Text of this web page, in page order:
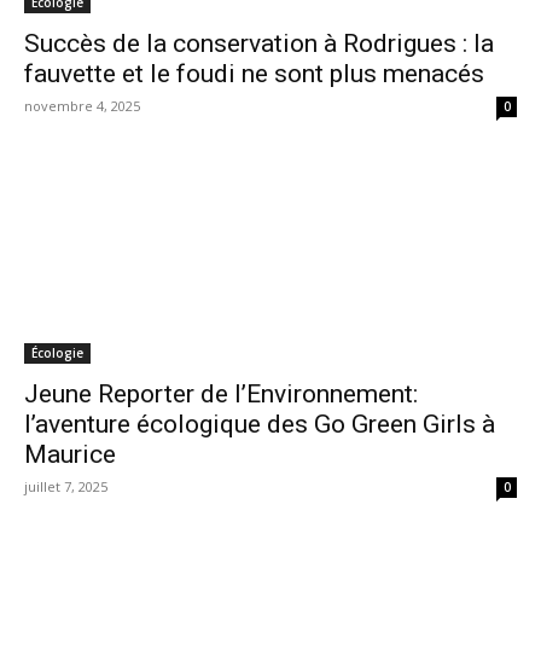
Succès de la conservation à Rodrigues : la
fauvette et le foudi ne sont plus menacés
novembre 4, 2025 0
Écologie
Jeune Reporter de l’Environnement:
l’aventure écologique des Go Green Girls à
Maurice
juillet 7, 2025 0